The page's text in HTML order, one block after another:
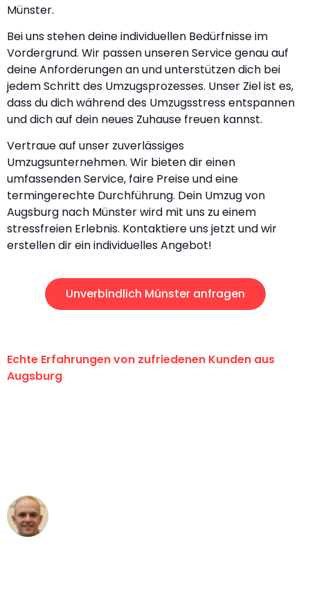
Münster.
Bei uns stehen deine individuellen Bedürfnisse im
Vordergrund. Wir passen unseren Service genau auf
deine Anforderungen an und unterstützen dich bei
jedem Schritt des Umzugsprozesses. Unser Ziel ist es,
dass du dich während des Umzugsstress entspannen
und dich auf dein neues Zuhause freuen kannst.
Vertraue auf unser zuverlässiges
Umzugsunternehmen. Wir bieten dir einen
umfassenden Service, faire Preise und eine
termingerechte Durchführung. Dein Umzug von
Augsburg nach Münster wird mit uns zu einem
stressfreien Erlebnis. Kontaktiere uns jetzt und wir
erstellen dir ein individuelles Angebot!
Unverbindlich Münster anfragen
Echte Erfahrungen von zufriedenen Kunden aus
Augsburg